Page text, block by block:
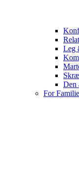
Leg
Den
For